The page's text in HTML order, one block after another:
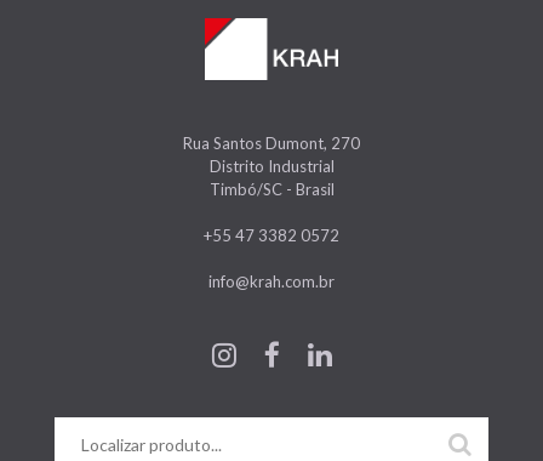
Rua Santos Dumont, 270
Distrito Industrial
Timbó/SC - Brasil
+55 47 3382 0572
info@krah.com.br